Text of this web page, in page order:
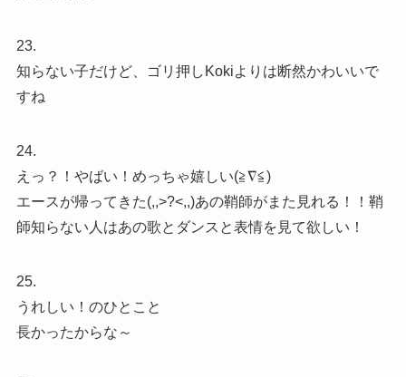
23.
知らない子だけど、ゴリ押しKokiよりは断然かわいいで
すね
24.
えっ？！やばい！めっちゃ嬉しい(≧∇≦)
エースが帰ってきた(,,>?<,,)あの鞘師がまた見れる！！鞘
師知らない人はあの歌とダンスと表情を見て欲しい！
25.
うれしい！のひとこと
長かったからな～